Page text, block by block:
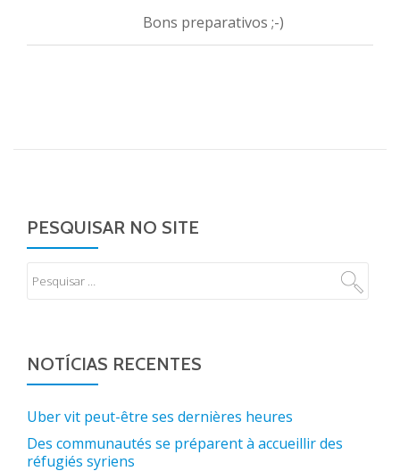
Bons preparativos ;-)
PESQUISAR NO SITE
NOTÍCIAS RECENTES
Uber vit peut-être ses dernières heures
Des communautés se préparent à accueillir des
réfugiés syriens